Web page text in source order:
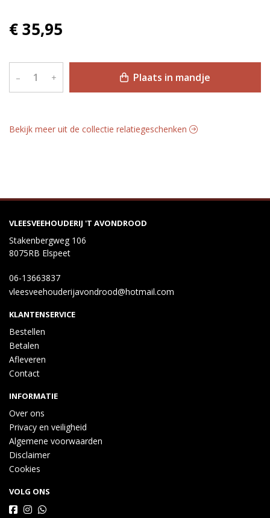
€ 35,95
– + Plaats in mandje
Bekijk meer uit de collectie relatiegeschenken
VLEESVEEHOUDERIJ 'T AVONDROOD
Stakenbergweg 106
8075RB Elspeet
06-13663837
vleesveehouderijavondrood@hotmail.com
KLANTENSERVICE
Bestellen
Betalen
Afleveren
Contact
INFORMATIE
Over ons
Privacy en veiligheid
Algemene voorwaarden
Disclaimer
Cookies
VOLG ONS